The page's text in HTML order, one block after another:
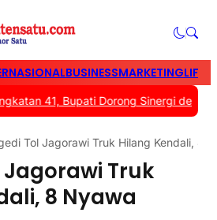
BUSINESSMARKETING
41, Bupati Dorong Sinergi dengan
Tol Jagorawi Truk Hilang Kendali, 8
Truk
8 Nyawa